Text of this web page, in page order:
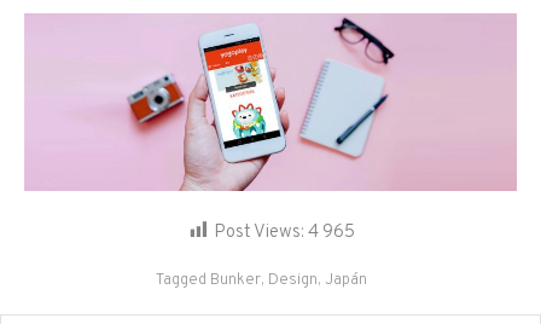
Post Views: 4 965
Tagged Bunker, Design, Japán